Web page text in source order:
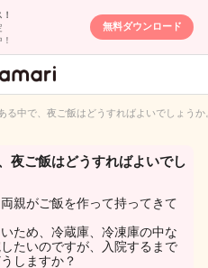
無料ダウンロード
匿名QA
る中で、夜ご飯はどうすればよいでしょうか
夜ご飯はどうすればよいでし
親がご飯を作って持ってきて
ため、冷蔵庫、冷凍庫の中な
たいのですが、入院するまで
しますか？